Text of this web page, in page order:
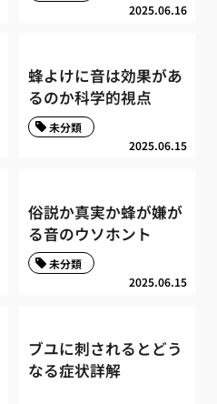
2025.06.16
蜂よけに音は効果があ
るのか科学的視点
2025.06.15
未分類
俗説か真実か蜂が嫌が
る音のウソホント
2025.06.15
未分類
ブユに刺されるとどう
なる症状詳解